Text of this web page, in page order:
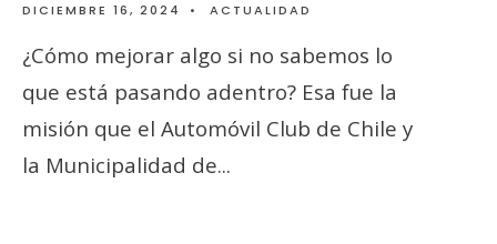
DICIEMBRE 16, 2024 • ACTUALIDAD
¿Cómo mejorar algo si no sabemos lo
que está pasando adentro? Esa fue la
misión que el Automóvil Club de Chile y
la Municipalidad de...